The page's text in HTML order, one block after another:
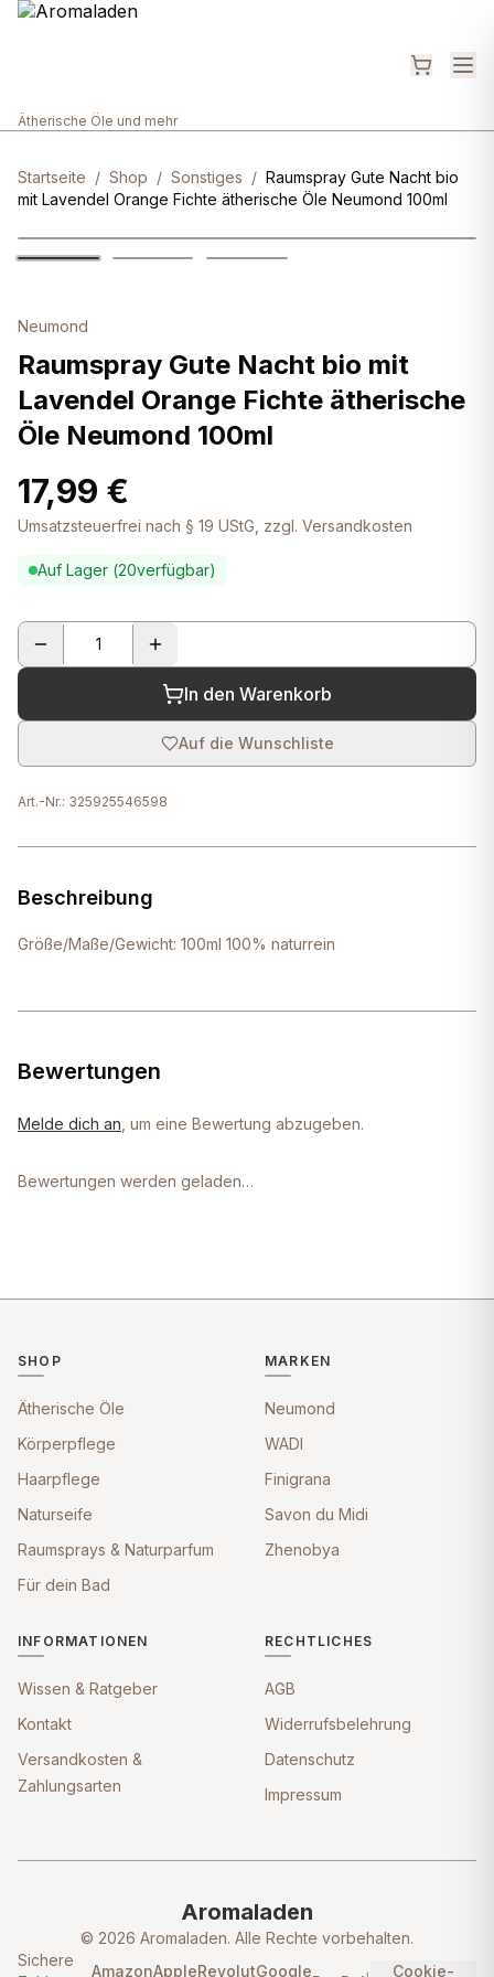
Ätherische Öle und mehr
Startseite / Shop / Sonstiges / Raumspray Gute Nacht bio
mit Lavendel Orange Fichte ätherische Öle Neumond 100ml
Neumond
Raumspray Gute Nacht bio mit
Lavendel Orange Fichte ätherische
Öle Neumond 100ml
17,99 €
Umsatzsteuerfrei nach § 19 UStG, zzgl. Versandkosten
Auf Lager (20verfügbar)
In den Warenkorb
Auf die Wunschliste
Art.-Nr.: 325925546598
Beschreibung
Größe/Maße/Gewicht: 100ml 100% naturrein
Bewertungen
Melde dich an , um eine Bewertung abzugeben.
Bewertungen werden geladen…
SHOP
Ätherische Öle
Körperpflege
Haarpflege
Naturseife
Raumsprays & Naturparfum
Für dein Bad
MARKEN
Neumond
WADI
Finigrana
Savon du Midi
Zhenobya
INFORMATIONEN
Wissen & Ratgeber
Kontakt
Versandkosten &
Zahlungsarten
RECHTLICHES
AGB
Widerrufsbelehrung
Datenschutz
Impressum
Aromaladen
© 2026 Aromaladen. Alle Rechte vorbehalten.
Sichere
AmazonAppleRevolutGoogle Cookie-